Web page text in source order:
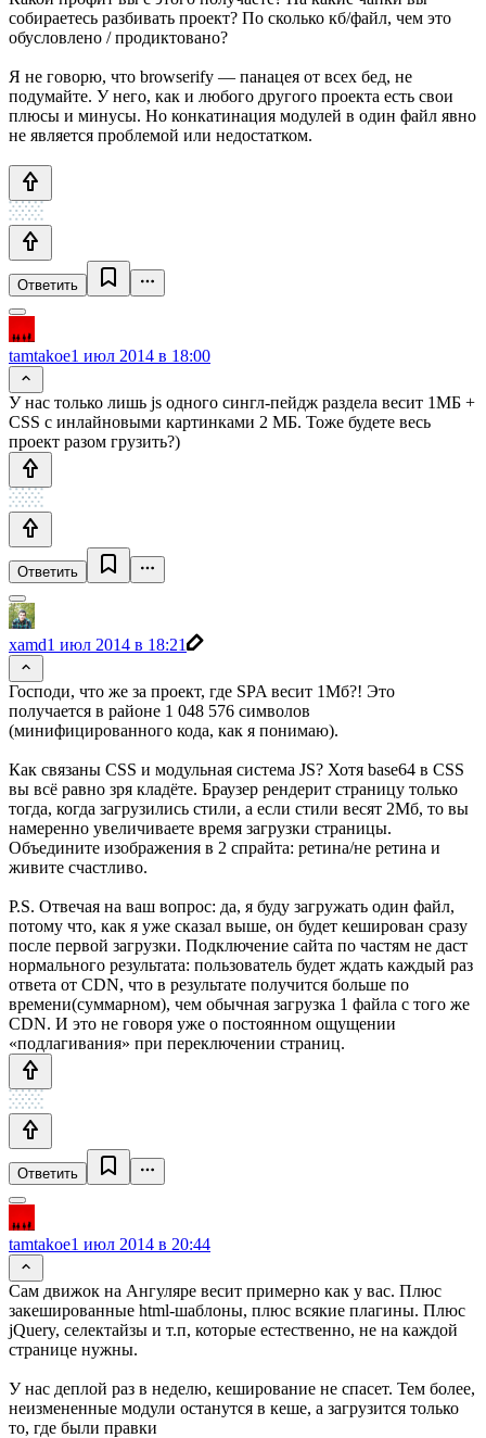
собираетесь разбивать проект? По сколько кб/файл, чем это
обусловлено / продиктовано?
Я не говорю, что browserify — панацея от всех бед, не
подумайте. У него, как и любого другого проекта есть свои
плюсы и минусы. Но конкатинация модулей в один файл явно
не является проблемой или недостатком.
Ответить
tamtakoe1 июл 2014 в 18:00
У нас только лишь js одного сингл-пейдж раздела весит 1МБ +
CSS с инлайновыми картинками 2 МБ. Тоже будете весь
проект разом грузить?)
Ответить
xamd1 июл 2014 в 18:21
Господи, что же за проект, где SPA весит 1Мб?! Это
получается в районе 1 048 576 символов
(минифицированного кода, как я понимаю).
Как связаны CSS и модульная система JS? Хотя base64 в CSS
вы всё равно зря кладёте. Браузер рендерит страницу только
тогда, когда загрузились стили, а если стили весят 2Мб, то вы
намеренно увеличиваете время загрузки страницы.
Объедините изображения в 2 спрайта: ретина/не ретина и
живите счастливо.
P.S. Отвечая на ваш вопрос: да, я буду загружать один файл,
потому что, как я уже сказал выше, он будет кеширован сразу
после первой загрузки. Подключение сайта по частям не даст
нормального результата: пользователь будет ждать каждый раз
ответа от CDN, что в результате получится больше по
времени(суммарном), чем обычная загрузка 1 файла с того же
CDN. И это не говоря уже о постоянном ощущении
«подлагивания» при переключении страниц.
Ответить
tamtakoe1 июл 2014 в 20:44
Сам движок на Ангуляре весит примерно как у вас. Плюс
закешированные html-шаблоны, плюс всякие плагины. Плюс
jQuery, селектайзы и т.п, которые естественно, не на каждой
странице нужны.
У нас деплой раз в неделю, кеширование не спасет. Тем более,
неизмененные модули останутся в кеше, а загрузится только
то, где были правки